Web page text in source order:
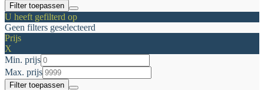
Filter toepassen
U heeft gefilterd op
Geen filters geselecteerd
Prijs
X
Min. prijs
Max. prijs
Filter toepassen